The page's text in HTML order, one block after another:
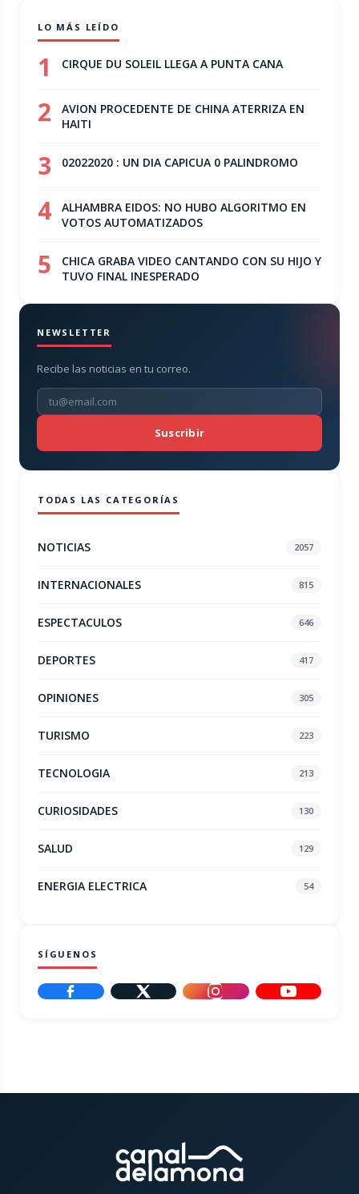
LO MÁS LEÍDO
1 CIRQUE DU SOLEIL LLEGA A PUNTA CANA
2
AVION PROCEDENTE DE CHINA ATERRIZA EN
HAITI
3 02022020 : UN DIA CAPICUA 0 PALINDROMO
4
ALHAMBRA EIDOS: NO HUBO ALGORITMO EN
VOTOS AUTOMATIZADOS
5
CHICA GRABA VIDEO CANTANDO CON SU HIJO Y
TUVO FINAL INESPERADO
NEWSLETTER
Recibe las noticias en tu correo.
Suscribir
TODAS LAS CATEGORÍAS
NOTICIAS 2057
INTERNACIONALES 815
ESPECTACULOS 646
DEPORTES 417
OPINIONES 305
TURISMO 223
TECNOLOGIA 213
CURIOSIDADES 130
SALUD 129
ENERGIA ELECTRICA 54
SÍGUENOS